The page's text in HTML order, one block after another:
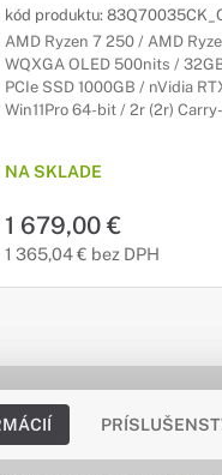
kód produktu:
AMD Ryzen 7 250 / AMD
WQXGA OLED 500nits /
PCIe SSD 1000GB / nVidia
Win11Pro 64-bit / 2r (2r)
NA SKLADE
1 679,00 €
1 365,04 € bez DPH